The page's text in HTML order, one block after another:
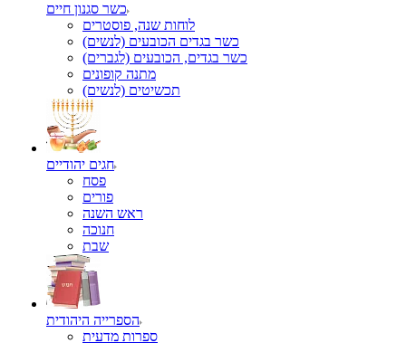
כשר סגנון חיים
לוחות שנה, פוסטרים
כשר בגדים הכובעים (לנשים)
כשר בגדים, הכובעים (לגברים)
מתנה קופונים
תכשיטים (לנשים)
חגים יהודיים
פסח
פורים
ראש השנה
חנוכה
שבת
הספרייה היהודית
ספרות מדעית